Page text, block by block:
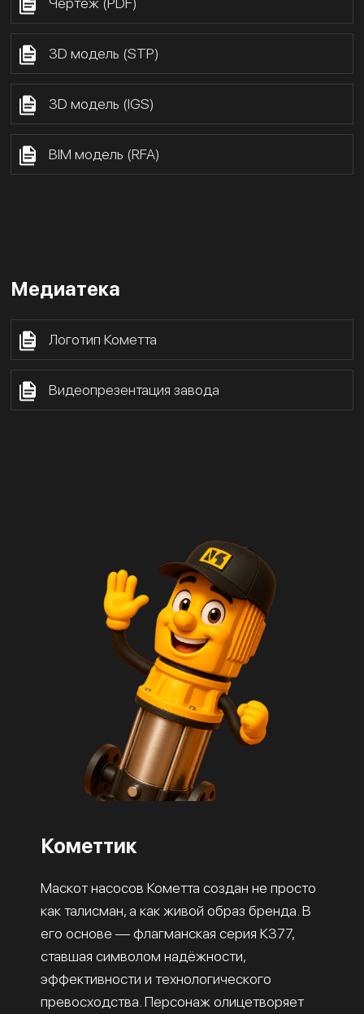
3D модель (STP)
3D модель (IGS)
BIM модель (RFA)
Медиатека
Логотип Кометта
Видеопрезентация завода
Кометтик
Маскот насосов Кометта создан не просто
как талисман, а как живой образ бренда. В
его основе — флагманская серия К377,
ставшая символом надёжности,
эффективности и технологического
превосходства. Персонаж олицетворяет